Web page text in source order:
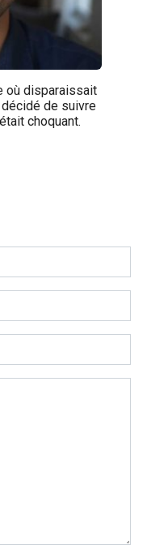
où disparaissait
décidé de suivre
choquant.